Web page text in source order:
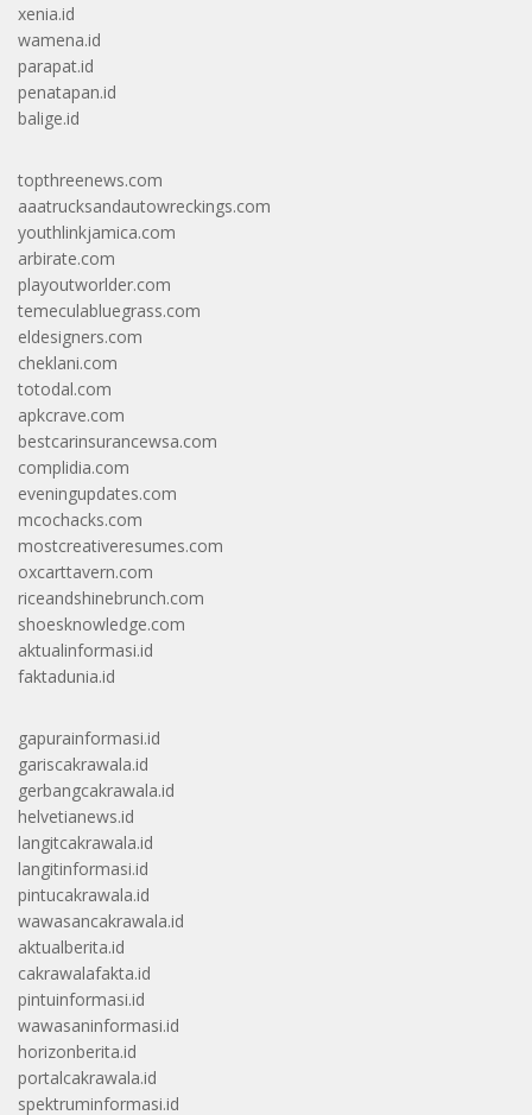
xenia.id
wamena.id
parapat.id
penatapan.id
balige.id
topthreenews.com
aaatrucksandautowreckings.com
youthlinkjamica.com
arbirate.com
playoutworlder.com
temeculabluegrass.com
eldesigners.com
cheklani.com
totodal.com
apkcrave.com
bestcarinsurancewsa.com
complidia.com
eveningupdates.com
mcochacks.com
mostcreativeresumes.com
oxcarttavern.com
riceandshinebrunch.com
shoesknowledge.com
aktualinformasi.id
faktadunia.id
gapurainformasi.id
gariscakrawala.id
gerbangcakrawala.id
helvetianews.id
langitcakrawala.id
langitinformasi.id
pintucakrawala.id
wawasancakrawala.id
aktualberita.id
cakrawalafakta.id
pintuinformasi.id
wawasaninformasi.id
horizonberita.id
portalcakrawala.id
spektruminformasi.id